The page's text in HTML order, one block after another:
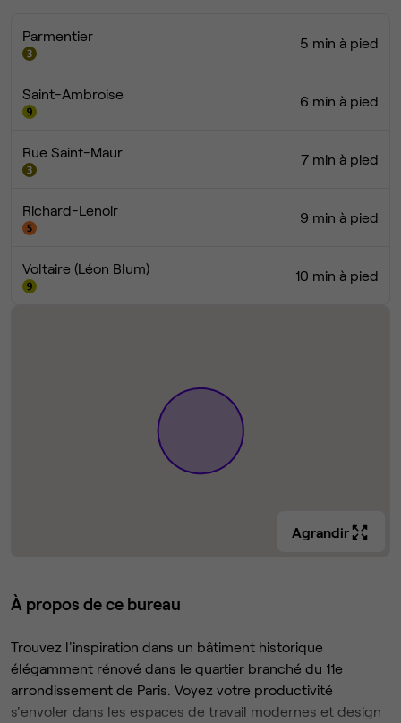
Parmentier 5 min à pied
Saint-Ambroise 6 min à pied
Rue Saint-Maur 7 min à pied
Richard-Lenoir 9 min à pied
Voltaire (Léon Blum) 10 min à pied
Agrandir
À propos de ce bureau
Trouvez l'inspiration dans un bâtiment historique
élégamment rénové dans le quartier branché du 11e
arrondissement de Paris. Voyez votre productivité
s'envoler dans les espaces de travail modernes et design